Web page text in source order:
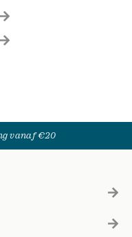
vanaf €20